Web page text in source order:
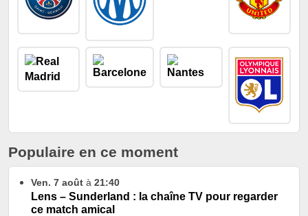
Populaire en ce moment
Ven. 7 août à 21:40
Lens – Sunderland : la chaîne TV pour regarder
ce match amical